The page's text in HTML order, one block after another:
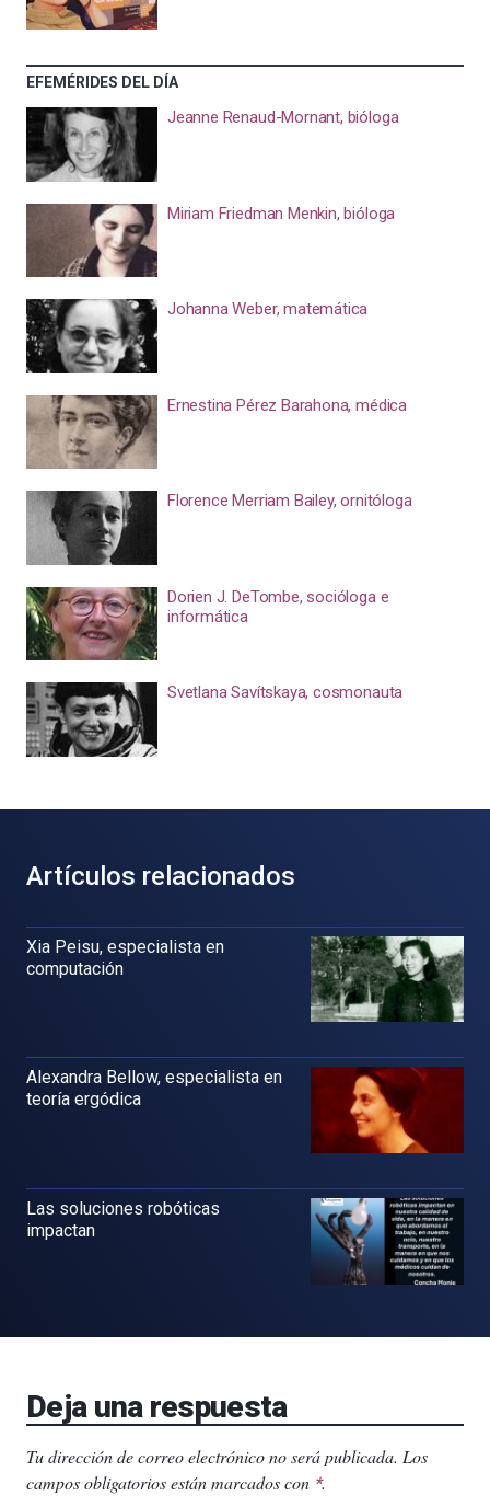
EFEMÉRIDES DEL DÍA
Jeanne Renaud-Mornant, bióloga
Miriam Friedman Menkin, bióloga
Johanna Weber, matemática
Ernestina Pérez Barahona, médica
Florence Merriam Bailey, ornitóloga
Dorien J. DeTombe, socióloga e
informática
Svetlana Savítskaya, cosmonauta
Artículos relacionados
Xia Peisu, especialista en
computación
Alexandra Bellow, especialista en
teoría ergódica
Las soluciones robóticas
impactan
Deja una respuesta
Tu dirección de correo electrónico no será publicada. Los
campos obligatorios están marcados con *.